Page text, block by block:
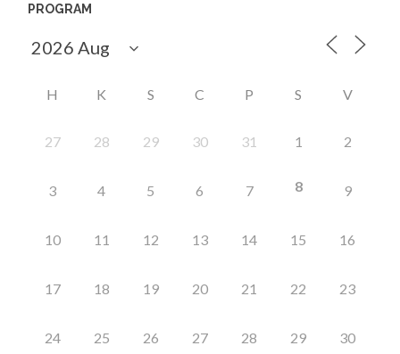
PROGRAM
H K S C P S V
27 28 29 30 31 1 2
3 4 5 6 7 8 9
10 11 12 13 14 15 16
17 18 19 20 21 22 23
24 25 26 27 28 29 30